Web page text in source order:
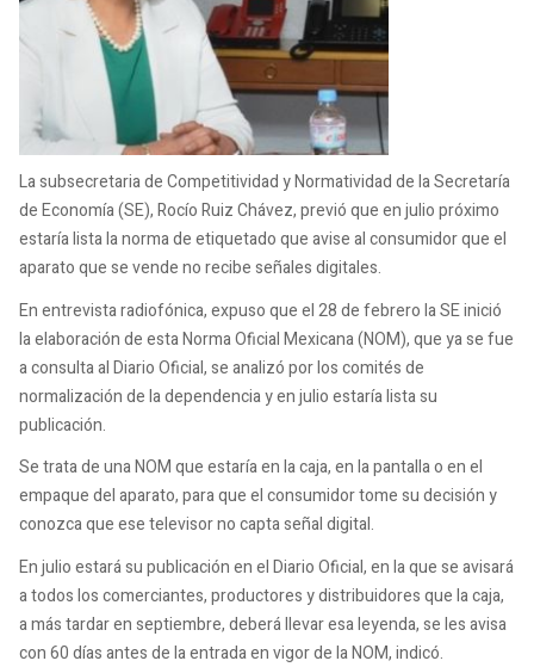
La subsecretaria de Competitividad y Normatividad de la Secretaría
de Economía (SE), Rocío Ruiz Chávez, previó que en julio próximo
estaría lista la norma de etiquetado que avise al consumidor que el
aparato que se vende no recibe señales digitales.
En entrevista radiofónica, expuso que el 28 de febrero la SE inició
la elaboración de esta Norma Oficial Mexicana (NOM), que ya se fue
a consulta al Diario Oficial, se analizó por los comités de
normalización de la dependencia y en julio estaría lista su
publicación.
Se trata de una NOM que estaría en la caja, en la pantalla o en el
empaque del aparato, para que el consumidor tome su decisión y
conozca que ese televisor no capta señal digital.
En julio estará su publicación en el Diario Oficial, en la que se avisará
a todos los comerciantes, productores y distribuidores que la caja,
a más tardar en septiembre, deberá llevar esa leyenda, se les avisa
con 60 días antes de la entrada en vigor de la NOM, indicó.